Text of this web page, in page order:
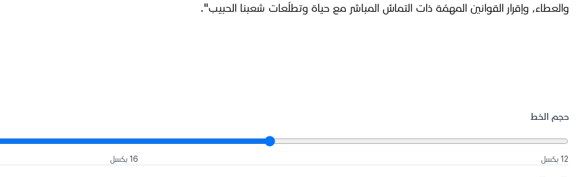
والعطاء، وإقرار القوانين المهمّة ذات التماسِّ المباشر مع حياة وتطلّعات شعبنا الحبيب".
حجم الخط
12 بكسل 16 بكسل